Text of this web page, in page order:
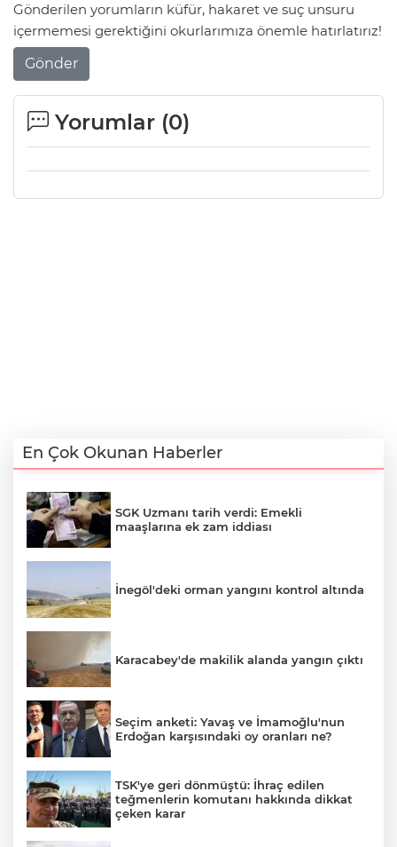
Gönderilen yorumların küfür, hakaret ve suç unsuru
içermemesi gerektiğini okurlarımıza önemle hatırlatırız!
Gönder
Yorumlar (0)
En Çok Okunan Haberler
SGK Uzmanı tarih verdi: Emekli
maaşlarına ek zam iddiası
İnegöl'deki orman yangını kontrol altında
Karacabey'de makilik alanda yangın çıktı
Seçim anketi: Yavaş ve İmamoğlu'nun
Erdoğan karşısındaki oy oranları ne?
TSK'ye geri dönmüştü: İhraç edilen
teğmenlerin komutanı hakkında dikkat
çeken karar